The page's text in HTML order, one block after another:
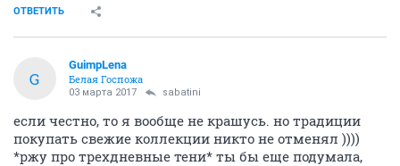
ОТВЕТИТЬ
G
GuimpLena
Белая Госпожа
03 марта 2017 sabatini
если честно, то я вообще не крашусь. но традиции
покупать свежие коллекции никто не отменял ))))
*ржу про трехдневные тени* ты бы еще подумала,